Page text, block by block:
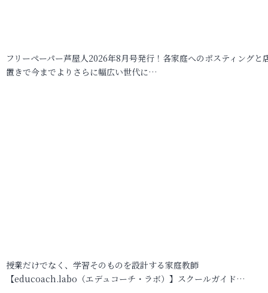
フリーペーパー芦屋人2026年8月号発行！各家庭へのポスティングと
置きで今までよりさらに幅広い世代に…
授業だけでなく、学習そのものを設計する家庭教師
【educoach.labo（エデュコーチ・ラボ）】スクールガイド…